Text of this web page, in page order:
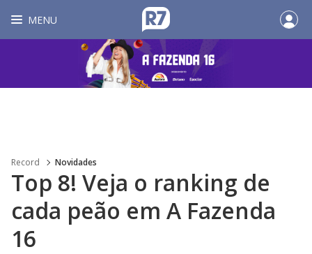
MENU
Record Novidades
Top 8! Veja o ranking de
cada peão em A Fazenda
16